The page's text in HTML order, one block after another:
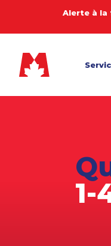
Alerte à la
1-